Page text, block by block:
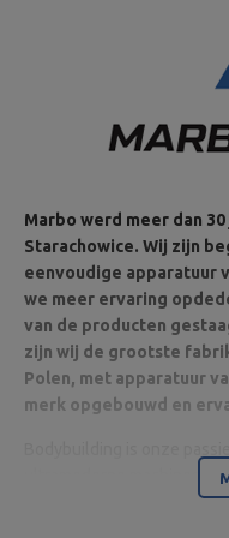
Marbo werd meer dan
Starachowice. Wij zijn
eenvoudige apparatuur
we meer ervaring
van de producten
zijn wij de grootste
Polen, met apparatuur
merk opgebouwd en
ultramoderne machines
hoogste kwaliteit te